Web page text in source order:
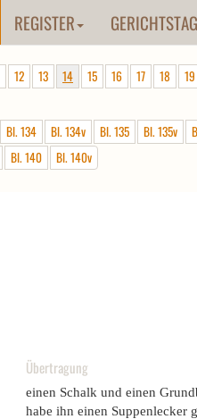
REGISTER
12 13 14 15 16 17 18 19
Bl. 134 Bl. 134v Bl. 135 Bl. 135v
Bl. 140 Bl. 140v
Übertragung
einen Schalk und einen
habe ihn einen Suppenlecker